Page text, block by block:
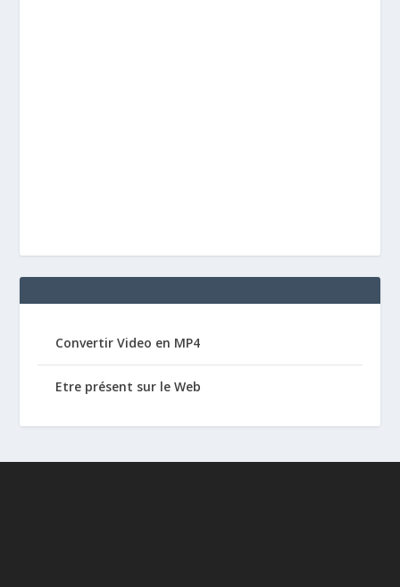
Convertir Video en MP4
Etre présent sur le Web